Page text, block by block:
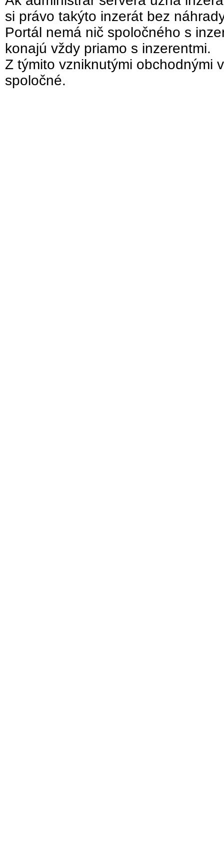
si právo takýto inzerát bez
Portál nemá nič spoločného s
konajú vždy priamo s inzerentmi.
Z týmito vzniknutými obchodnými
spoločné.